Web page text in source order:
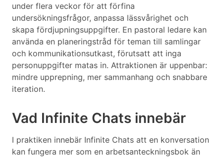
under flera veckor för att förfina
undersökningsfrågor, anpassa lässvårighet och
skapa fördjupningsuppgifter. En pastoral ledare kan
använda en planeringstråd för teman till samlingar
och kommunikationsutkast, förutsatt att inga
personuppgifter matas in. Attraktionen är uppenbar:
mindre upprepning, mer sammanhang och snabbare
iteration.
Vad Infinite Chats innebär
I praktiken innebär Infinite Chats att en konversation
kan fungera mer som en arbetsanteckningsbok än